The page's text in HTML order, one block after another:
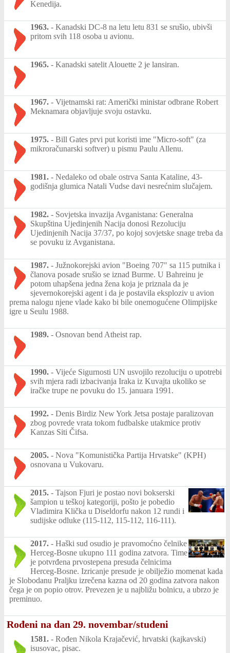
Kenedija.
1963. - Kanadski DC-8 na letu letu 831 se srušio, ubivši
pritom svih 118 osoba u avionu.
1965. - Kanadski satelit Alouette 2 je lansiran.
1967. - Vijetnamski rat: Američki ministar odbrane Robert
Meknamara objavljuje svoju ostavku.
1975. - Bill Gates prvi put koristi ime "Micro-soft" (za
mikroračunarski softver) u pismu Paulu Allenu.
1981. - Nedaleko od obale ostrva Santa Kataline, 43-
godišnja glumica Natali Vudse davi nesrećnim slučajem.
1982. - Sovjetska invazija Avganistana: Generalna
Skupština Ujedinjenih Nacija donosi Rezoluciju
Ujedinjenih Nacija 37/37, po kojoj sovjetske snage treba da
se povuku iz Avganistana.
1987. - Južnokorejski avion "Boeing 707" sa 115 putnika i
članova posade srušio se iznad Burme. U Bahreinu je
potom uhapšena jedna žena koja je priznala da je
sjevernokorejski agent i da je postavila eksploziv u avion
prema nalogu njene vlade kako bi bile onemogućene Olimpijske
igre u Seulu 1988.
1989. - Osnovan bend Atheist rap.
1990. - Vijeće Sigurnosti UN usvojilo rezoluciju o upotrebi
svih mjera radi izbacivanja Iraka iz Kuvajta ukoliko se
iračke trupe ne povuku do 15. januara 1991.
1992. - Denis Birdiz New York Jetsa postaje paralizovan
zbog povrede vrata tokom fudbalske utakmice protiv
Kanzas Siti Čifsa.
2005. - Nova "Komunistička Partija Hrvatske" (KPH)
osnovana u Vukovaru.
2015. - Tajson Fjuri je postao novi bokserski
šampion u teškoj kategoriji, pošto je pobedio
Vladimira Klička u Diseldorfu nakon 12 rundi i
sudijske odluke (115-112, 115-112, 116-111).
2017. - Haški sud osudio je pravomoćno čelnike
Herceg-Bosne ukupno 111 godina zatvora. Time
je potvrđena prvostepena presuda čelnicima
Herceg-Bosne. Izricanje presude je obilježio momenat kada
je Slobodanu Praljku izrečena kazna od 20 godina zatvora nakon
čega je on popio otrov. Prevezen je u najbližu bolnicu, a ubrzo je
preminuo.
Rođeni na dan 29. novembar/studeni
1581. - Rođen Nikola Krajačević, hrvatski (kajkavski)
isusovac, pisac.